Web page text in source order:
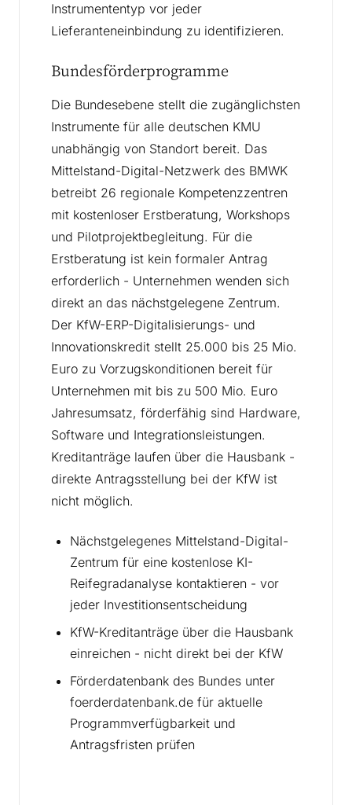
Instrumententyp vor jeder
Lieferanteneinbindung zu identifizieren.
Bundesförderprogramme
Die Bundesebene stellt die zugänglichsten
Instrumente für alle deutschen KMU
unabhängig von Standort bereit. Das
Mittelstand-Digital-Netzwerk des BMWK
betreibt 26 regionale Kompetenzzentren
mit kostenloser Erstberatung, Workshops
und Pilotprojektbegleitung. Für die
Erstberatung ist kein formaler Antrag
erforderlich - Unternehmen wenden sich
direkt an das nächstgelegene Zentrum.
Der KfW-ERP-Digitalisierungs- und
Innovationskredit stellt 25.000 bis 25 Mio.
Euro zu Vorzugskonditionen bereit für
Unternehmen mit bis zu 500 Mio. Euro
Jahresumsatz, förderfähig sind Hardware,
Software und Integrationsleistungen.
Kreditanträge laufen über die Hausbank -
direkte Antragsstellung bei der KfW ist
nicht möglich.
Nächstgelegenes Mittelstand-Digital-
Zentrum für eine kostenlose KI-
Reifegradanalyse kontaktieren - vor
jeder Investitionsentscheidung
KfW-Kreditanträge über die Hausbank
einreichen - nicht direkt bei der KfW
Förderdatenbank des Bundes unter
foerderdatenbank.de für aktuelle
Programmverfügbarkeit und
Antragsfristen prüfen